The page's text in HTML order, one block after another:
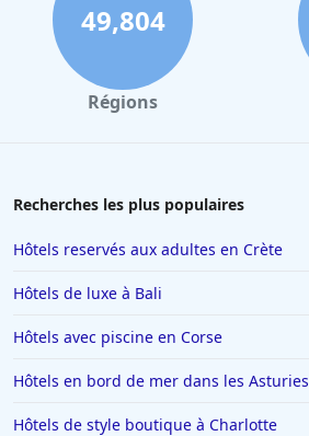
49,804
Régions
Recherches les plus populaires
Hôtels reservés aux adultes en Crète
Hôtels de luxe à Bali
Hôtels avec piscine en Corse
Hôtels en bord de mer dans les Asturies
Hôtels de style boutique à Charlotte